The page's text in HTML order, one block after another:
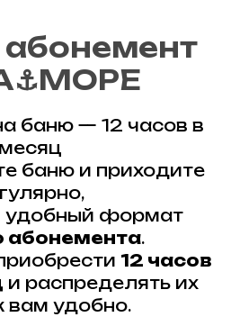
баню — 12 часов в
месяц
баню и приходите
удобный формат
абонемента.
12 часов
и распределять их
вам удобно.